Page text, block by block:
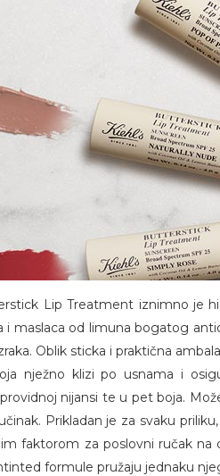
Lip Treatment iznimno je
i maslaca od limuna bogatog
Oblik sticka i praktična
nježno klizi po usnama i
nijansi te u pet boja.
Prikladan je za svaku
faktorom za poslovni ručak na
formule pružaju jednaku